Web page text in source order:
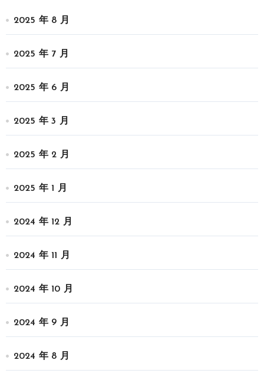
2025 年 8 月
2025 年 7 月
2025 年 6 月
2025 年 3 月
2025 年 2 月
2025 年 1 月
2024 年 12 月
2024 年 11 月
2024 年 10 月
2024 年 9 月
2024 年 8 月